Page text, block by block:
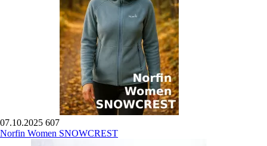
07.10.2025 607
Norfin Women SNOWCREST